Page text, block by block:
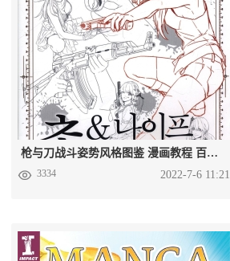
枪与刀战斗姿势风格图鉴 漫画教程 百度网盘下载 PDF格式
3334 2022-7-6 11:21